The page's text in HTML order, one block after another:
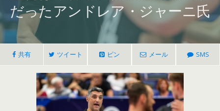
だったアンドレア・ジャーニ氏
共有 ツイート ピン メール SMS